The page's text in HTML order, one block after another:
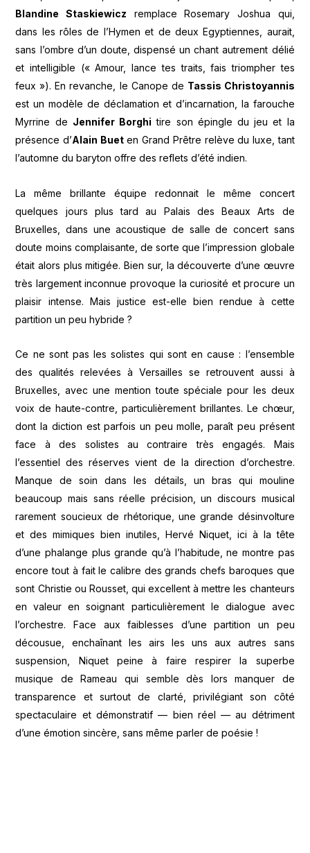
Blandine Staskiewicz remplace Rosemary Joshua qui,
dans les rôles de l’Hymen et de deux Egyptiennes, aurait,
sans l’ombre d’un doute, dispensé un chant autrement délié
et intelligible (« Amour, lance tes traits, fais triompher tes
feux »). En revanche, le Canope de Tassis Christoyannis
est un modèle de déclamation et d’incarnation, la farouche
Myrrine de Jennifer Borghi tire son épingle du jeu et la
présence d’Alain Bueten Grand Prêtre relève du luxe, tant
l’automne du baryton offre des reflets d’été indien.
La même brillante équipe redonnait le même concert
quelques jours plus tard au Palais des Beaux Arts de
Bruxelles, dans une acoustique de salle de concert sans
doute moins complaisante, de sorte que l’impression globale
était alors plus mitigée. Bien sur, la découverte d’une œuvre
très largement inconnue provoque la curiosité et procure un
plaisir intense. Mais justice est-elle bien rendue à cette
partition un peu hybride ?
Ce ne sont pas les solistes qui sont en cause : l’ensemble
des qualités relevées à Versailles se retrouvent aussi à
Bruxelles, avec une mention toute spéciale pour les deux
voix de haute-contre, particulièrement brillantes. Le chœur,
dont la diction est parfois un peu molle, paraît peu présent
face à des solistes au contraire très engagés. Mais
l’essentiel des réserves vient de la direction d’orchestre.
Manque de soin dans les détails, un bras qui mouline
beaucoup mais sans réelle précision, un discours musical
rarement soucieux de rhétorique, une grande désinvolture
et des mimiques bien inutiles, Hervé Niquet, ici à la tête
d’une phalange plus grande qu’à l’habitude, ne montre pas
encore tout à fait le calibre des grands chefs baroques que
sont Christie ou Rousset, qui excellent à mettre les chanteurs
en valeur en soignant particulièrement le dialogue avec
l’orchestre. Face aux faiblesses d’une partition un peu
décousue, enchaînant les airs les uns aux autres sans
suspension, Niquet peine à faire respirer la superbe
musique de Rameau qui semble dès lors manquer de
transparence et surtout de clarté, privilégiant son côté
spectaculaire et démonstratif — bien réel — au détriment
d’une émotion sincère, sans même parler de poésie !